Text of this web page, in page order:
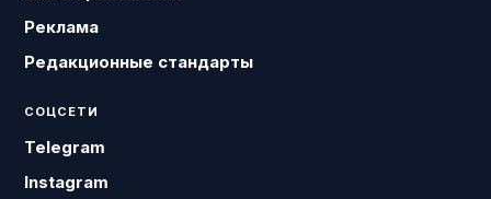
Реклама
Редакционные стандарты
СОЦСЕТИ
Telegram
Instagram